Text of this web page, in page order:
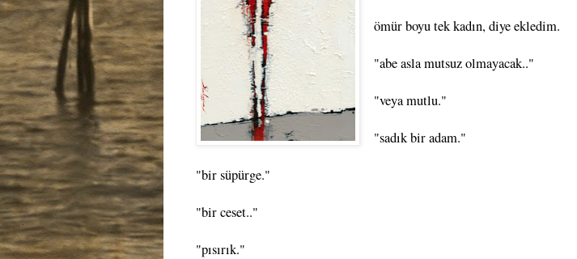
ömür boyu tek kadın, diye ekledim.
"abe asla mutsuz olmayacak.."
"veya mutlu."
"sadık bir adam."
"bir süpürge."
"bir ceset.."
"pısırık."